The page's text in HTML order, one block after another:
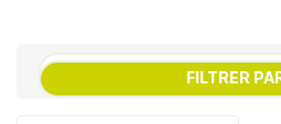
FILTRER